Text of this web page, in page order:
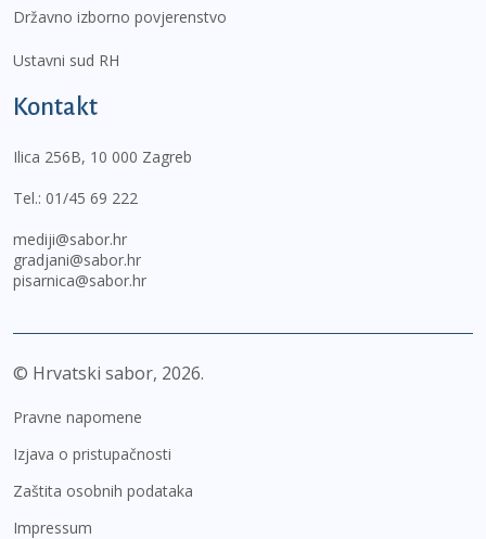
Državno izborno povjerenstvo
Ustavni sud RH
Kontakt
Ilica 256B, 10 000 Zagreb
Tel.: 01/45 69 222
mediji@sabor.hr
gradjani@sabor.hr
pisarnica@sabor.hr
© Hrvatski sabor, 2026
Pravne napomene
Izjava o pristupačnosti
Zaštita osobnih podataka
Impressum